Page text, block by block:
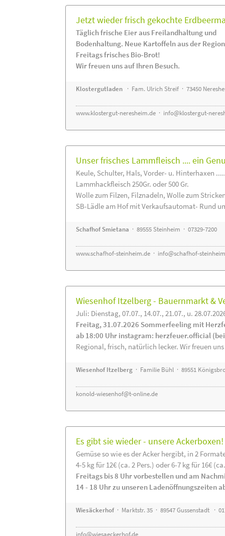
Jetzt wieder frisch gekochte
Täglich frische Eier aus Freilandhaltung und
Bodenhaltung. Neue Kartoffeln aus der
Freitags frisches Bio-Brot!
Wir freuen uns auf Ihren Besuch.
Klostergutladen · Fam. Ulrich Streif · 73450
www.klostergut-neresheim.de · info@klostergut-
Unser frisches Lammfleisch .... ein
Keule, Schulter, Hals, Vorder- u. Hinterhaxen
Lammhackfleisch 250Gr. oder 500 Gr.
Wolle zum Filzen, Filznadeln, Wolle zum
SB-Lädle am Hof mit Verkaufsautomat- Rund
Schafhof Smietana · 89555 Steinheim · 07329-7200
www.schafhof-steinheim.de · info@schafhof-
Wiesenhof Itzelberg - Bauernmarkt &
Juli: Dienstag, 07.07., 14.07., 21.07., u.
Freitag, 31.07.2026 Sommerfeeling mit
ab 18:00 Uhr instagram: herzfeuer.official
Regional, frisch, natürlich lecker. Wir freuen
Wiesenhof Itzelberg · Familie Bühl · 89551
konold-wiesenhof@t-online.de
Es gibt sie wieder - unsere Ackerboxen!
Gemüse so wie es der Acker hergibt, in 2
4-5 kg für 12€ (ca. 2 Pers.) oder 6-7 kg für 16€
Freitags bis 8 Uhr vorbestellen und am
14 - 18 Uhr zu unseren Ladenöffnungszeiten
Wiesäckerhof· Marktstr. 35 · 89547 Gussenstadt ·
info@wiesaeckerhof.de